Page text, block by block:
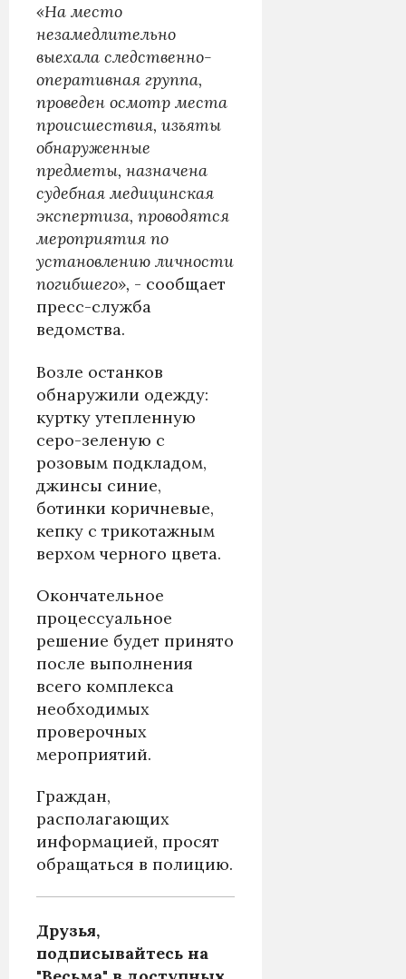
«На место
незамедлительно
выехала следственно-
оперативная группа,
проведен осмотр места
происшествия, изъяты
обнаруженные
предметы, назначена
судебная медицинская
экспертиза, проводятся
мероприятия по
установлению личности
погибшего», - сообщает
пресс-служба
ведомства.
Возле останков
обнаружили одежду:
куртку утепленную
серо-зеленую с
розовым подкладом,
джинсы синие,
ботинки коричневые,
кепку с трикотажным
верхом черного цвета.
Окончательное
процессуальное
решение будет принято
после выполнения
всего комплекса
необходимых
проверочных
мероприятий.
Граждан,
располагающих
информацией, просят
обращаться в полицию.
Друзья,
подписывайтесь на